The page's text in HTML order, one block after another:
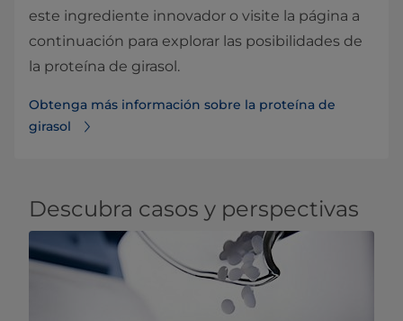
este ingrediente innovador o visite la página a
continuación para explorar las posibilidades de
la proteína de girasol.
Obtenga más información sobre la proteína de
girasol
Descubra casos y perspectivas